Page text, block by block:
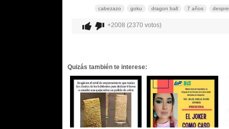
cabezazo goku dragon ball 7 años
+2008 (2370 votos)
Quizás también te interese: